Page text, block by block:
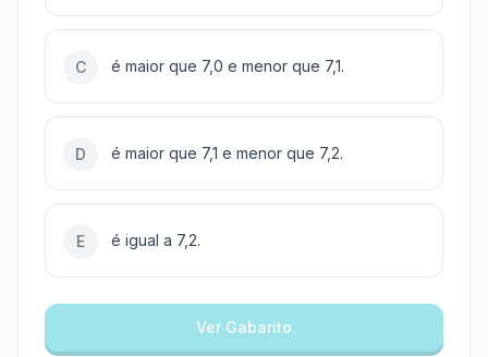
C é maior que 7,0 e menor que 7,1.
D é maior que 7,1 e menor que 7,2.
E é igual a 7,2.
Ver Gabarito